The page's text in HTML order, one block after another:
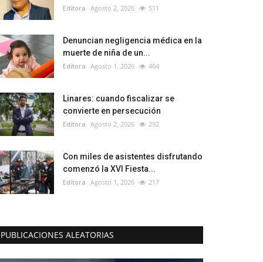
Editora Agosto 2, 2026 511
Denuncian negligencia médica en la
muerte de niña de un...
Editora Agosto 1, 2026 464
Linares: cuando fiscalizar se
convierte en persecución
Editora Agosto 2, 2026 292
Con miles de asistentes disfrutando
comenzó la XVI Fiesta...
Editora Agosto 1, 2026 217
PUBLICACIONES ALEATORIAS